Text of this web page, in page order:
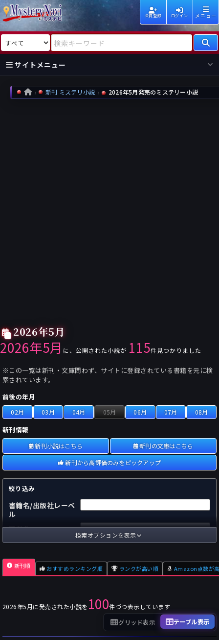
会員登録 ログイン メニュー
検索対象 検索キーワード
サイトメニュー
国内
作家
海外
作家
新着
レビュー
新刊
情報
HOME 新刊 ミステリ小説 2026年5月発売のミステリー小説
2026年5月
2026年5月 に、公開された小説が 115件見つかりました
※この一覧は新刊・文庫問わず、サイトに登録されている書籍を元に検
索されています。
前後の年月
02月 03月 04月 05月 06月 07月 08月
新刊情報
新刊小説はこちら
新刊の文庫はこちら
新刊から高評価のみをピックアップ
絞り込み
書籍名/出版社レーベ
ル
著者名
国内
海外
出版社
フォーマット
単行本
～
Pt
～
Pt
検索オプションを表示
新刊順 おすすめランキング順 ランクが高い順 Amazon点数が
2026年5月に発売された小説を 100件づつ表示しています
グリッド表示 テーブル表示